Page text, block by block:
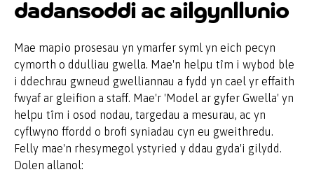
dadansoddi ac ailgynllunio
Mae mapio prosesau yn ymarfer syml yn eich pecyn
cymorth o ddulliau gwella. Mae'n helpu tîm i wybod ble
i ddechrau gwneud gwelliannau a fydd yn cael yr effaith
fwyaf ar gleifion a staff. Mae'r 'Model ar gyfer Gwella' yn
helpu tîm i osod nodau, targedau a mesurau, ac yn
cyflwyno ffordd o brofi syniadau cyn eu gweithredu.
Felly mae'n rhesymegol ystyried y ddau gyda'i gilydd.
Dolen allanol: